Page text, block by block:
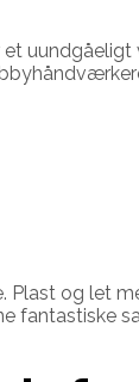
et
Plast og let
fantastiske